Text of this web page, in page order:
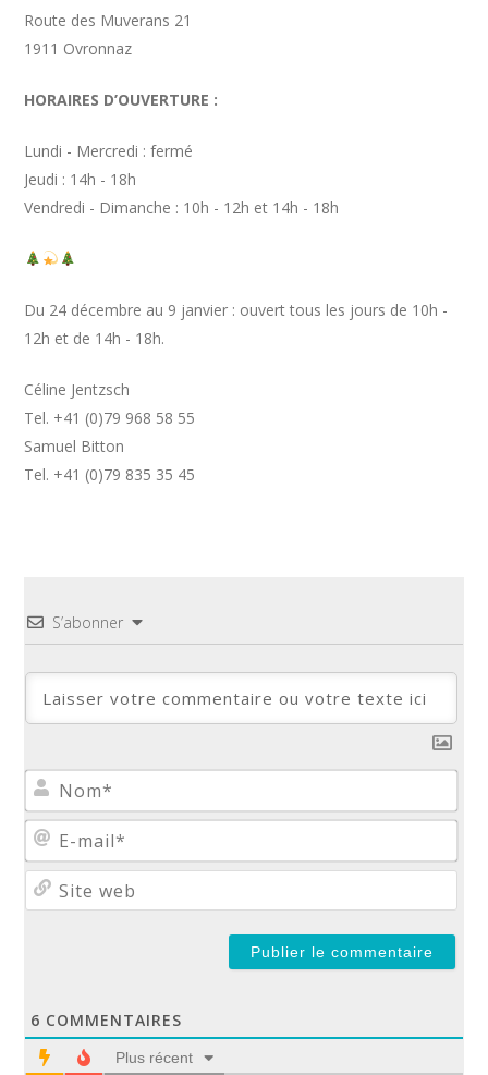
Route des Muverans 21
1911 Ovronnaz
HORAIRES D’OUVERTURE :
Lundi - Mercredi : fermé
Jeudi : 14h - 18h
Vendredi - Dimanche : 10h - 12h et 14h - 18h
Du 24 décembre au 9 janvier : ouvert tous les jours de 10h -
12h et de 14h - 18h.
Céline Jentzsch
Tel. +41 (0)79 968 58 55
Samuel Bitton
Tel. +41 (0)79 835 35 45
S’abonner
E-
Site
6 COMMENTAIRES
Plus récent